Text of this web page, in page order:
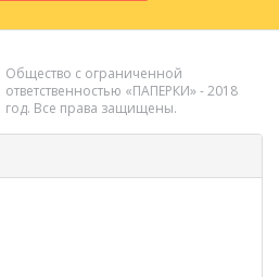
Общество с ограниченной
ответственностью «ПАПЕРКИ» - 2018
год. Все права защищены.